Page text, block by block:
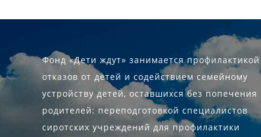
Фонд «Дети ждут» занимается профилактикой
отказов от детей и содействием семейному
устройству детей, оставшихся без попечения
родителей: переподготовкой специалистов
сиротских учреждений для профилактики